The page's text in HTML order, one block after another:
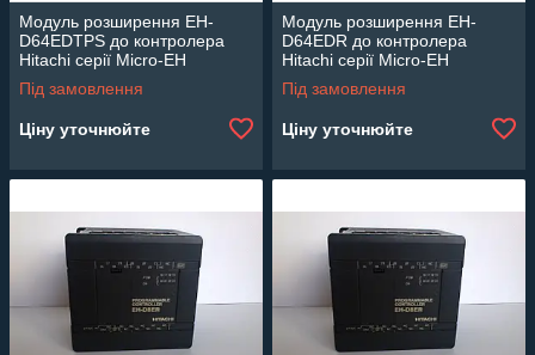
Модуль розширення EH-
D64EDTPS до контролера
Hitachi серії Micro-EH
Під замовлення
Ціну уточнюйте
Модуль розширення EH-
D64EDR до контролера
Hitachi серії Micro-EH
Під замовлення
Ціну уточнюйте